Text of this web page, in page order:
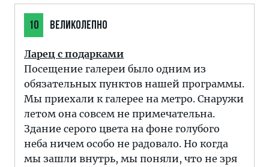
10 ВЕЛИКОЛЕПНО
Ларец с подарками
Посещение галереи было одним из
обязательных пунктов нашей программы.
Мы приехали к галерее на метро. Снаружи
летом она совсем не примечательна.
Здание серого цвета на фоне голубого
неба ничем особо не радовало. Но когда
мы зашли внутрь, мы поняли, что не зря